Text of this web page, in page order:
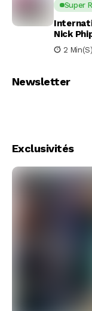
Super
Nick
2 Min(s)
Newsletter
Exclusivités